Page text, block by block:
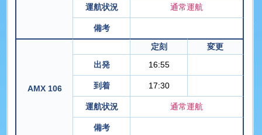
運航状況 通常運航
備考
AMX 106
定刻
変更
出発
16:55
到着 17:30
運航状況 通常運航
備考